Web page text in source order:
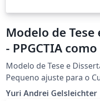
Modelo de Tese
- PPGCTIA
Modelo de Tese e
Pequeno ajuste para o
Ciência Tecnologia e
Yuri Andrei Gelsleichter